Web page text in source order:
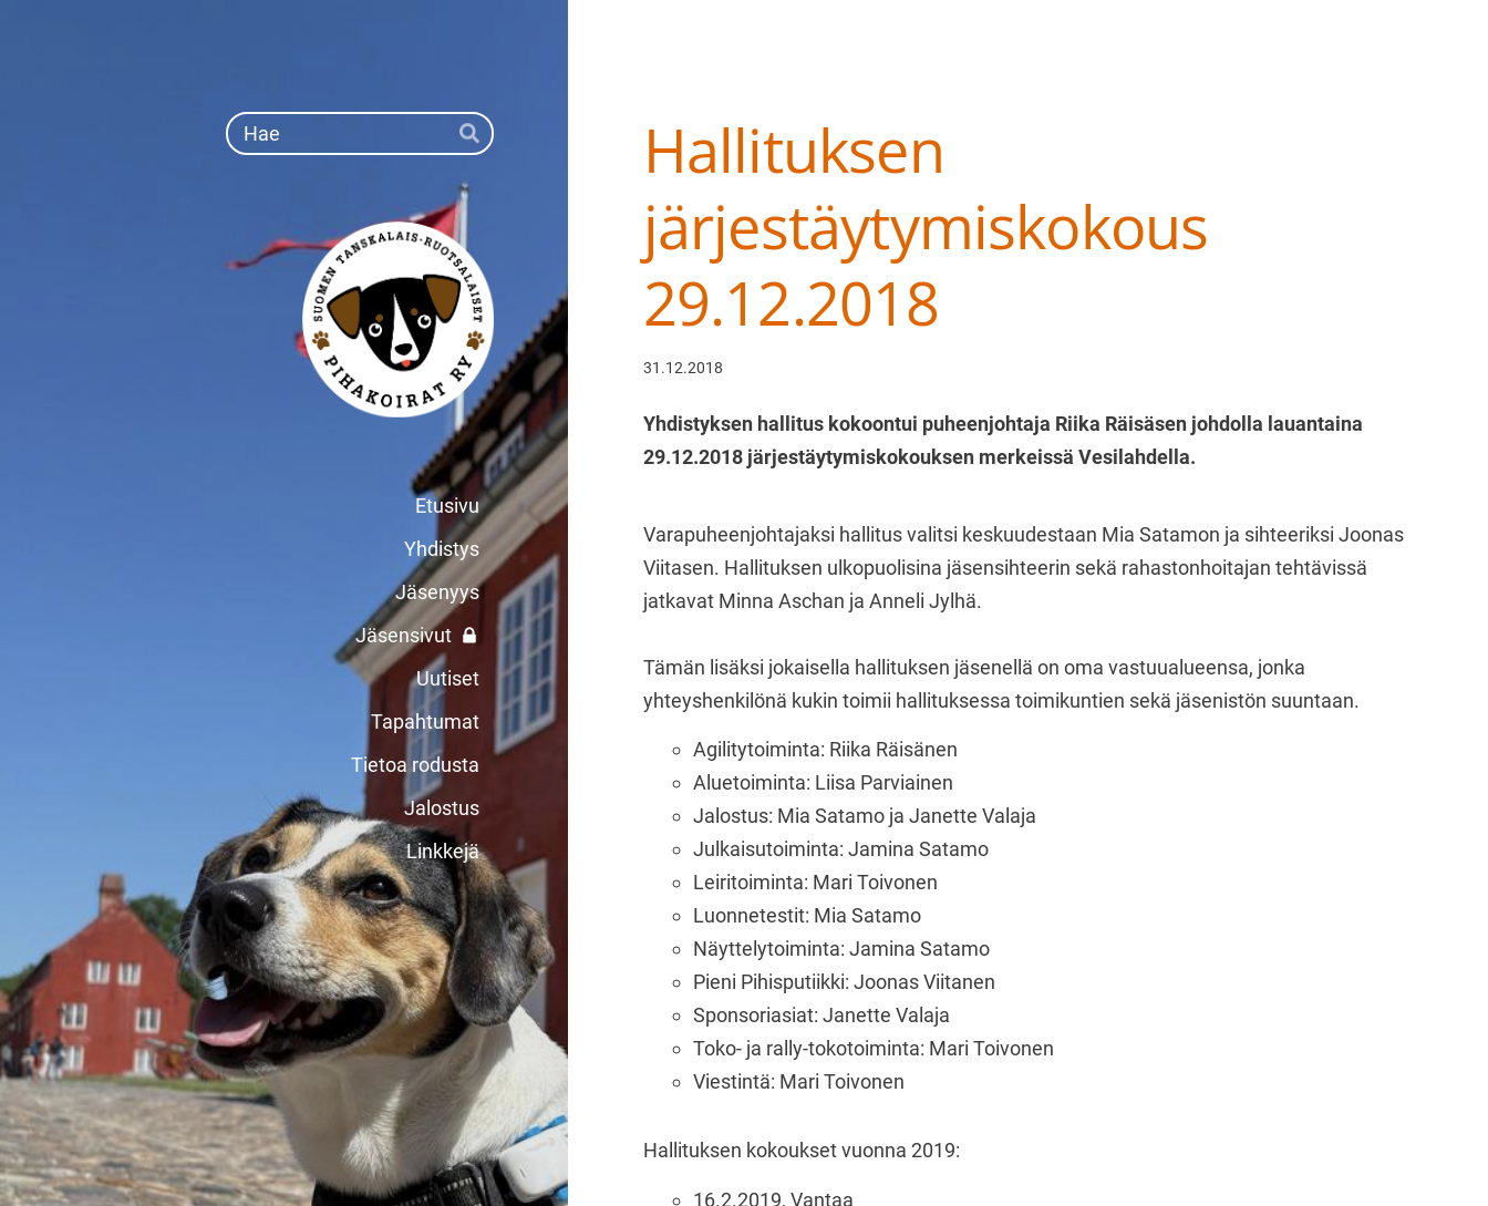
Haku
Hae
Suomen Tanskalais-ruotsalaiset pihakoirat ry
Etusivu
Yhdistys
Jäsenyys
Jäsensivut
Uutiset
Tapahtumat
Tietoa rodusta
Jalostus
Linkkejä
Hallituksen
järjestäytymiskokous
29.12.2018
31.12.2018
Yhdistyksen hallitus kokoontui puheenjohtaja Riika Räisäsen johdolla lauantaina
29.12.2018 järjestäytymiskokouksen merkeissä Vesilahdella.
Varapuheenjohtajaksi hallitus valitsi keskuudestaan Mia Satamon ja sihteeriksi Joonas
Viitasen. Hallituksen ulkopuolisina jäsensihteerin sekä rahastonhoitajan tehtävissä
jatkavat Minna Aschan ja Anneli Jylhä.
Tämän lisäksi jokaisella hallituksen jäsenellä on oma vastuualueensa, jonka
yhteyshenkilönä kukin toimii hallituksessa toimikuntien sekä jäsenistön suuntaan.
Agilitytoiminta: Riika Räisänen
Aluetoiminta: Liisa Parviainen
Jalostus: Mia Satamo ja Janette Valaja
Julkaisutoiminta: Jamina Satamo
Leiritoiminta: Mari Toivonen
Luonnetestit: Mia Satamo
Näyttelytoiminta: Jamina Satamo
Pieni Pihisputiikki: Joonas Viitanen
Sponsoriasiat: Janette Valaja
Toko- ja rally-tokotoiminta: Mari Toivonen
Viestintä: Mari Toivonen
Hallituksen kokoukset vuonna 2019:
16.2.2019, Vantaa